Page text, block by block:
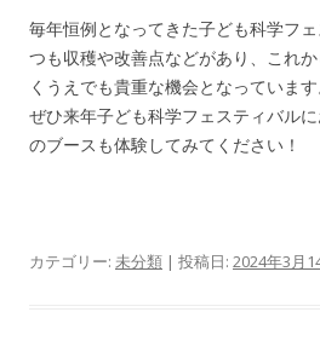
毎年恒例となってきた子ども科学フ
つも収穫や改善点などがあり、これ
くうえでも貴重な機会となっています
ぜひ来年子ども科学フェスティバル
のブースも体験してみてください！
カテゴリー: 未分類 | 投稿日: 2024年3月